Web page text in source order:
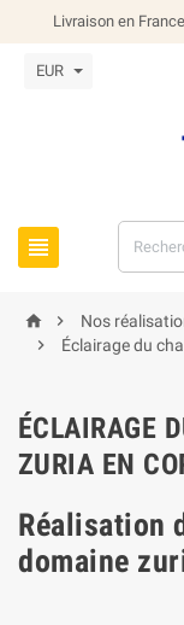
Livraison en
EUR

 
Nos

Éclairage du
ÉCLAIRAGE
ZURIA EN
Réalisation
domaine